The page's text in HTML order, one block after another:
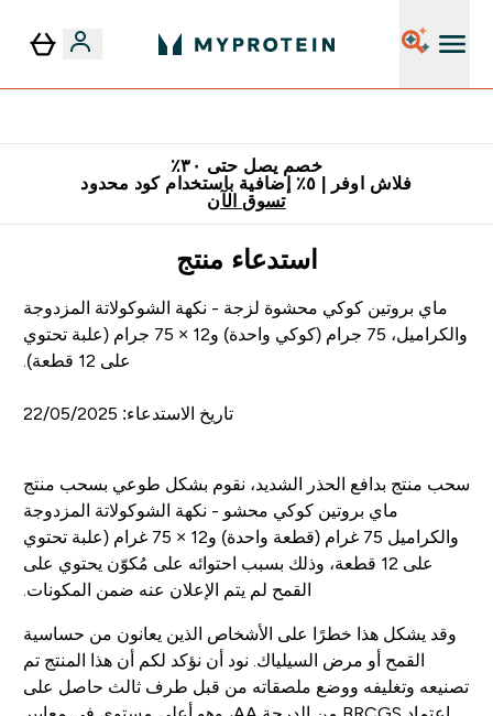
خصم يصل حتى ٣٠٪
فلاش اوفر | ٥٪ إضافية باستخدام كود محدود
تسوق الآن
استدعاء منتج
ماي بروتين كوكي محشوة لزجة - نكهة الشوكولاتة المزدوجة
والكراميل، 75 جرام (كوكي واحدة) و12 × 75 جرام (علبة تحتوي
على 12 قطعة).
تاريخ الاستدعاء: 22/05/2025
سحب منتج بدافع الحذر الشديد، نقوم بشكل طوعي بسحب منتج
ماي بروتين كوكي محشو - نكهة الشوكولاتة المزدوجة
والكراميل 75 غرام (قطعة واحدة) و12 × 75 غرام (علبة تحتوي
على 12 قطعة، وذلك بسبب احتوائه على مُكوّن يحتوي على
القمح لم يتم الإعلان عنه ضمن المكونات.
وقد يشكل هذا خطرًا على الأشخاص الذين يعانون من حساسية
القمح أو مرض السيلياك. نود أن نؤكد لكم أن هذا المنتج تم
تصنيعه وتغليفه ووضع ملصقاته من قبل طرف ثالث حاصل على